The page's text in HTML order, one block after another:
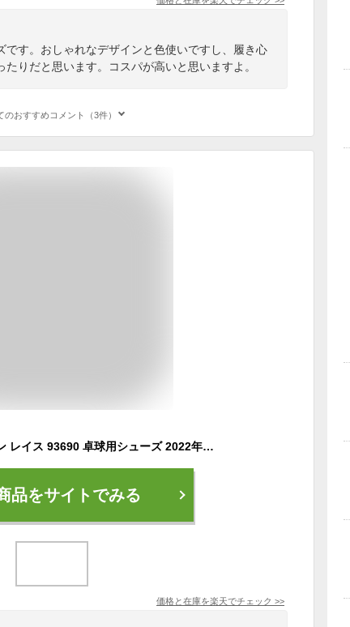
です。おしゃれなデザインと色使いですし、履き心
りだと思います。コスパが高いと思いますよ。
のおすすめコメント（3件）
バタフライ レゾライン レイス 93690 卓球用シューズ 2022年秋新作 初心者 初級者 小学生 中学生 レディース 入荷待ち商品は2023年2-6月入荷予定
品をサイトでみる
価格と在庫を楽天でチェック >>